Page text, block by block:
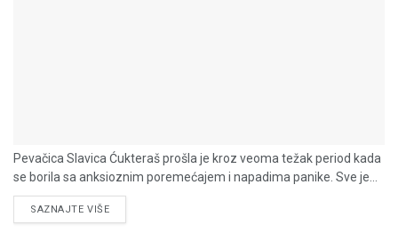
Pevačica Slavica Ćukteraš prošla je kroz veoma težak period kada
se borila sa anksioznim poremećajem i napadima panike. Sve je...
SAZNAJTE VIŠEDETAILS